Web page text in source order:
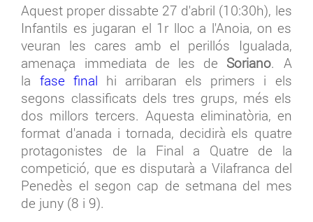
Aquest proper dissabte 27 d'abril (10:30h), les
Infantils es jugaran el 1r lloc a l'Anoia, on es
veuran les cares amb el perillós Igualada,
amenaça immediata de les de Soriano. A
la fase final hi arribaran els primers i els
segons classificats dels tres grups, més els
dos millors tercers. Aquesta eliminatòria, en
format d'anada i tornada, decidirà els quatre
protagonistes de la Final a Quatre de la
competició, que es disputarà a Vilafranca del
Penedès el segon cap de setmana del mes
de juny (8 i 9).